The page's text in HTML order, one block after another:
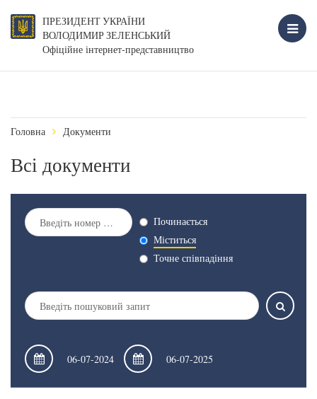
ПРЕЗИДЕНТ УКРАЇНИ
ВОЛОДИМИР ЗЕЛЕНСЬКИЙ
Офіційне інтернет-представництво
Головна Документи
Всі документи
Починається
Міститься
Точне співпадіння